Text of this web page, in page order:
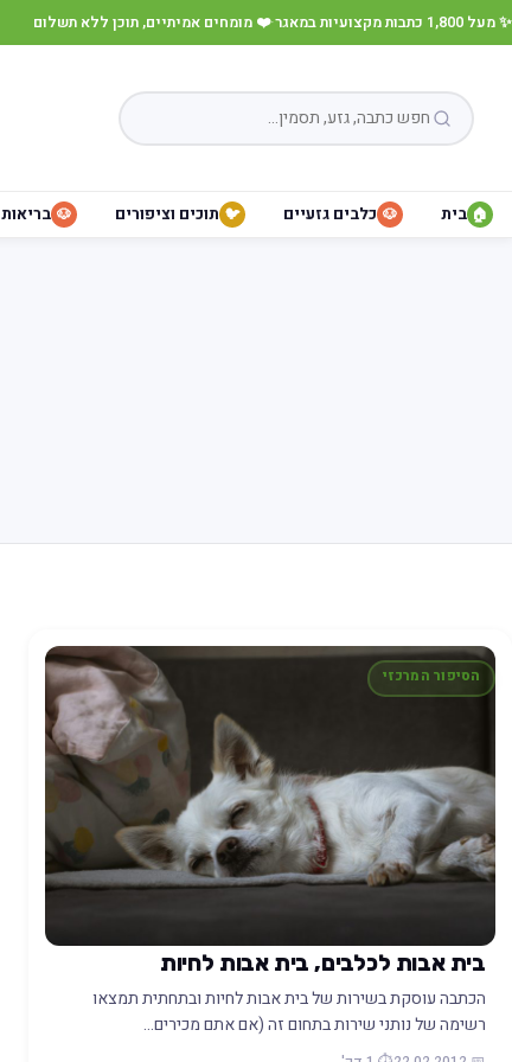
✨ מעל 1,800 כתבות מקצועיות במאגר ·❤️ מומחים אמיתיים, תוכן ללא תשלום
🏠 בית 🐶 כלבים גזעיים 🐦 תוכים וציפורים 🐶 בריאות
הסיפור המרכזי
בית אבות לכלבים, בית אבות לחיות
הכתבה עוסקת בשירות של בית אבות לחיות ובתחתית תמצאו
רשימה של נותני שירות בתחום זה (אם אתם מכירים…